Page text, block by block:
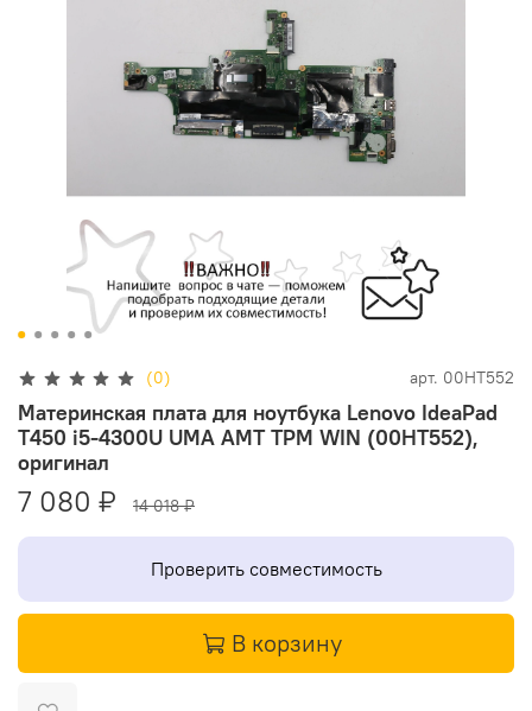
(0) арт. 00HT552
Материнская плата для ноутбука Lenovo IdeaPad
T450 i5-4300U UMA AMT TPM WIN (00HT552),
оригинал
7 080 ₽ 14 018 ₽
Проверить совместимость
В корзину